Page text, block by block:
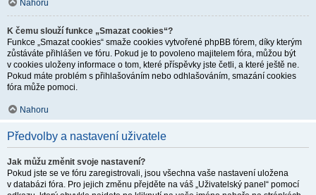
Nahoru
K čemu slouží funkce „Smazat cookies“?
Funkce „Smazat cookies“ smaže cookies vytvořené phpBB fórem, díky kterým
zůstáváte přihlášen ve fóru. Pokud je to povoleno majitelem fóra, můžou být
v cookies uloženy informace o tom, které příspěvky jste četli, a které ještě ne.
Pokud máte problém s přihlašováním nebo odhlašováním, smazání cookies
fóra může pomoci.
Nahoru
Předvolby a nastavení uživatele
Jak můžu změnit svoje nastavení?
Pokud jste se ve fóru zaregistrovali, jsou všechna vaše nastavení uložena
v databázi fóra. Pro jejich změnu přejděte na váš „Uživatelský panel“ pomocí